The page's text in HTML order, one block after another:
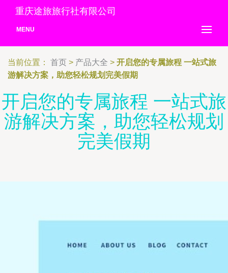
重庆途旅旅行社有限公司
MENU
当前位置： 首页 > 产品大全 > 开启您的专属旅程 一站式旅
游解决方案，助您轻松规划完美假期
开启您的专属旅程 一站式旅
游解决方案，助您轻松规划
完美假期